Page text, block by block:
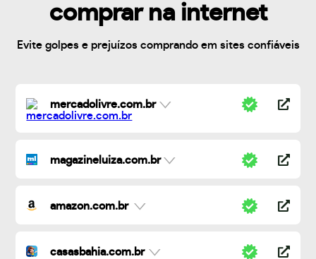
comprar na internet
Evite golpes e prejuízos comprando em sites confiáveis
mercadolivre.com.br
magazineluiza.com.br
amazon.com.br
casasbahia.com.br